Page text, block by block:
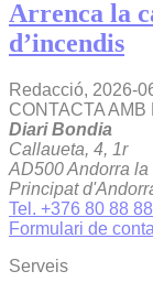
Arrenca la
d’incendis
Redacció, 2026-
CONTACTA
Diari Bondia
Callaueta, 4, 1r
AD500 Andorra la
Principat
Tel. +376 80 88 88
Formulari de
Serveis